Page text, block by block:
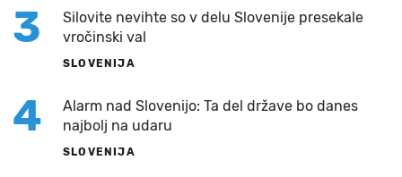
3
Silovite nevihte so v delu Slovenije presekale
vročinski val
SLOVENIJA
4
Alarm nad Slovenijo: Ta del države bo danes
najbolj na udaru
SLOVENIJA